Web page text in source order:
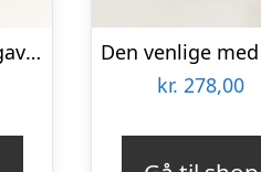
Glædelig orkidégave – Send blomster med Bloomit
kr. 278,00